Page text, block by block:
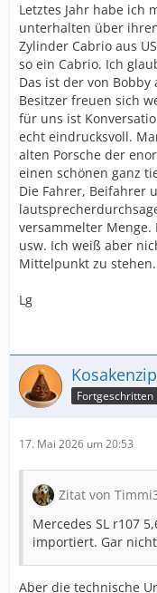
Letztes Jahr habe ich
unterhalten über
Zylinder Cabrio aus
so ein Cabrio. Ich
Das ist der von
Besitzer freuen sich
für uns ist
echt eindrucksvoll.
alten Porsche der
einen schönen ganz
Die Fahrer, Beifahrer
versammelter
usw. Ich weiß aber
Mittelpunkt zu stehen.
Lg
Fortgeschritten
17. Mai 2026 um 20:53
Zitat von
Mercedes SL r107
importiert. Gar
Aber die technische